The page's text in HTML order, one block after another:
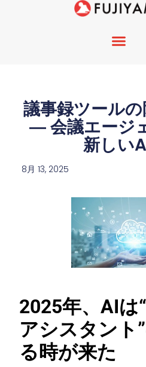
議事録ツール
― 会議エージ
新しい
8月 13, 2025
2025年、AIは
アシスタント
る時が来た